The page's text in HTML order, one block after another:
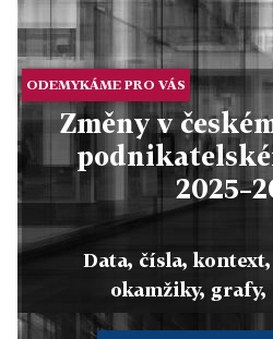
ODEMYKÁME PRO VÁS
Změny v
Data, čísla,
okamžiky, grafy,